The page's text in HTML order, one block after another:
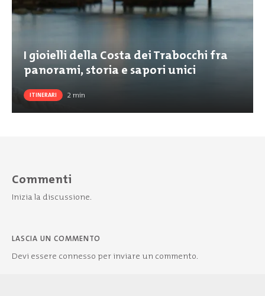
I gioielli della Costa dei Trabocchi fra
panorami, storia e sapori unici
ITINERARI 2min
Commenti
Inizia la discussione.
LASCIA UN COMMENTO
Devi essere connesso per inviare un commento.